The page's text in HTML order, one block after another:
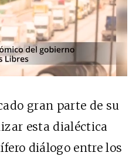
gran parte de su
esta dialéctica
diálogo entre los